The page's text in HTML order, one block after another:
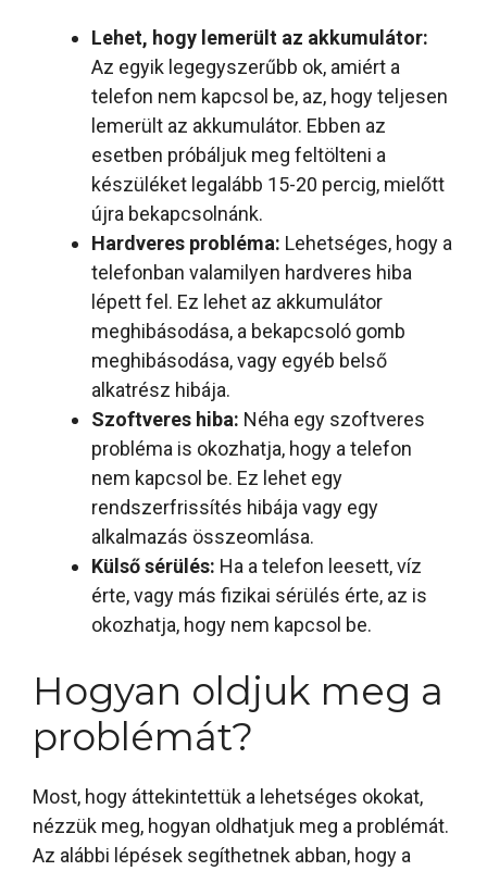
Lehet, hogy lemerült az akkumulátor:
Az egyik legegyszerűbb ok, amiért a
telefon nem kapcsol be, az, hogy teljesen
lemerült az akkumulátor. Ebben az
esetben próbáljuk meg feltölteni a
készüléket legalább 15-20 percig, mielőtt
újra bekapcsolnánk.
Hardveres probléma: Lehetséges, hogy a
telefonban valamilyen hardveres hiba
lépett fel. Ez lehet az akkumulátor
meghibásodása, a bekapcsoló gomb
meghibásodása, vagy egyéb belső
alkatrész hibája.
Szoftveres hiba: Néha egy szoftveres
probléma is okozhatja, hogy a telefon
nem kapcsol be. Ez lehet egy
rendszerfrissítés hibája vagy egy
alkalmazás összeomlása.
Külső sérülés: Ha a telefon leesett, víz
érte, vagy más fizikai sérülés érte, az is
okozhatja, hogy nem kapcsol be.
Hogyan oldjuk meg a
problémát?
Most, hogy áttekintettük a lehetséges okokat,
nézzük meg, hogyan oldhatjuk meg a problémát.
Az alábbi lépések segíthetnek abban, hogy a